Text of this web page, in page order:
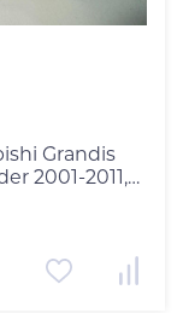
Grandis
2001-2011,